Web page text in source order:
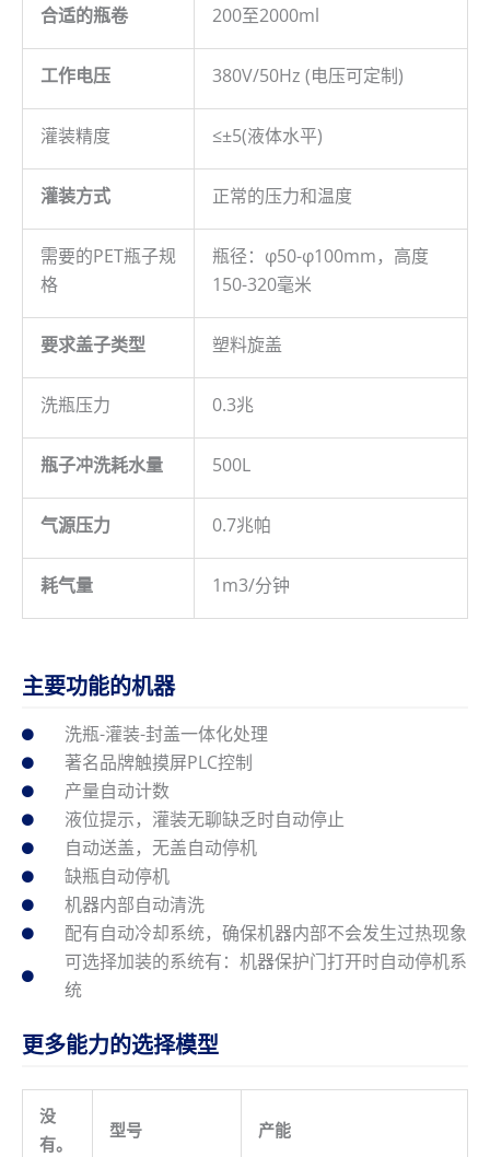
合适的瓶卷 200至2000ml
工作电压 380V/50Hz (电压可定制)
灌装精度 ≤±5(液体水平)
灌装方式 正常的压力和温度
需要的PET瓶子规
格
瓶径：φ50-φ100mm，高度
150-320毫米
要求盖子类型 塑料旋盖
洗瓶压力 0.3兆
瓶子冲洗耗水量 500L
气源压力 0.7兆帕
耗气量 1m3/分钟
主要功能的机器
洗瓶-灌装-封盖一体化处理
著名品牌触摸屏PLC控制
产量自动计数
液位提示，灌装无聊缺乏时自动停止
自动送盖，无盖自动停机
缺瓶自动停机
机器内部自动清洗
配有自动冷却系统，确保机器内部不会发生过热现象
可选择加装的系统有：机器保护门打开时自动停机系
统
更多能力的选择模型
没
有。
型号 产能